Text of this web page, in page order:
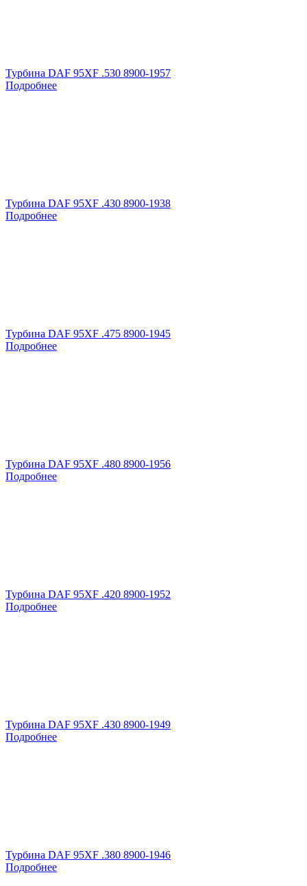
Турбина DAF 95XF .530 8900-1957
Подробнее
Турбина DAF 95XF .430 8900-1938
Подробнее
Турбина DAF 95XF .475 8900-1945
Подробнее
Турбина DAF 95XF .480 8900-1956
Подробнее
Турбина DAF 95XF .420 8900-1952
Подробнее
Турбина DAF 95XF .430 8900-1949
Подробнее
Турбина DAF 95XF .380 8900-1946
Подробнее